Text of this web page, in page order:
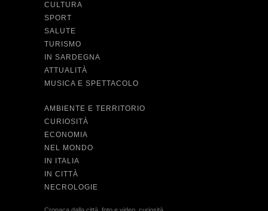
CULTURA
SPORT
SALUTE
TURISMO
IN SARDEGNA
ATTUALITÀ
MUSICA E SPETTACOLO
AMBIENTE E TERRITORIO
CURIOSITÀ
ECONOMIA
NEL MONDO
IN ITALIA
IN CITTÀ
NECROLOGIE